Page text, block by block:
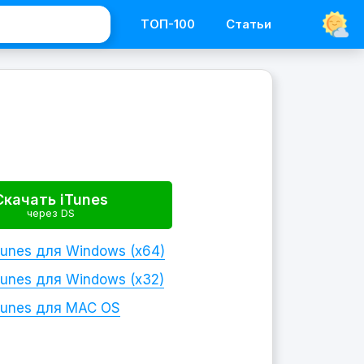
ТОП-100 Статьи
iTunes
через DS
для Windows (x64)
для Windows (x32)
для MAC OS